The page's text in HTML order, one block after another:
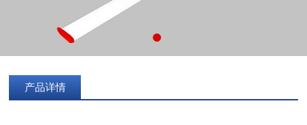
产品详情